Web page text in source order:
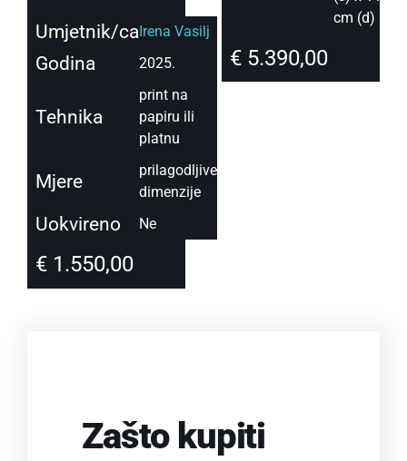
Umjetnik/ca Irena Vasilj
Godina 2025.
Tehnika
print na
papiru ili
platnu
Mjere
prilagodljive
dimenzije
Uokvireno Ne
€1.550,00
cm (d)
€5.390,00
Zašto kupiti